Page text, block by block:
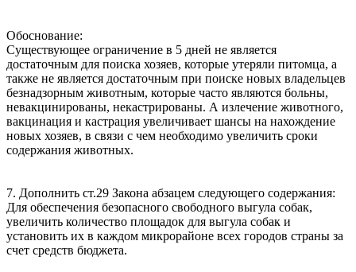
Обоснование:
Существующее ограничение в 5 дней не является
достаточным для поиска хозяев, которые утеряли питомца, а
также не является достаточным при поиске новых владельцев
безнадзорным животным, которые часто являются больны,
невакцинированы, некастрированы. А излечение животного,
вакцинация и кастрация увеличивает шансы на нахождение
новых хозяев, в связи с чем необходимо увеличить сроки
содержания животных.
7. Дополнить ст.29 Закона абзацем следующего содержания:
Для обеспечения безопасного свободного выгула собак,
увеличить количество площадок для выгула собак и
установить их в каждом микрорайоне всех городов страны за
счет средств бюджета.